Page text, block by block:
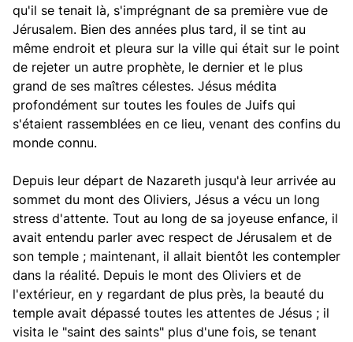
qu'il se tenait là, s'imprégnant de sa première vue de
Jérusalem. Bien des années plus tard, il se tint au
même endroit et pleura sur la ville qui était sur le point
de rejeter un autre prophète, le dernier et le plus
grand de ses maîtres célestes. Jésus médita
profondément sur toutes les foules de Juifs qui
s'étaient rassemblées en ce lieu, venant des confins du
monde connu.
Depuis leur départ de Nazareth jusqu'à leur arrivée au
sommet du mont des Oliviers, Jésus a vécu un long
stress d'attente. Tout au long de sa joyeuse enfance, il
avait entendu parler avec respect de Jérusalem et de
son temple ; maintenant, il allait bientôt les contempler
dans la réalité. Depuis le mont des Oliviers et de
l'extérieur, en y regardant de plus près, la beauté du
temple avait dépassé toutes les attentes de Jésus ; il
visita le "saint des saints" plus d'une fois, se tenant